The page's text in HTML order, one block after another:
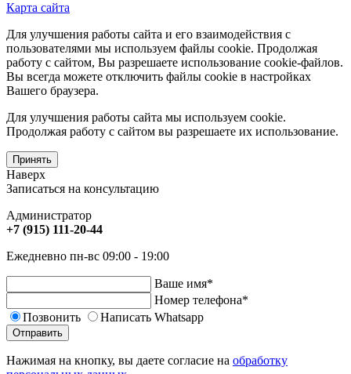
Карта сайта
Для улучшения работы сайта и его взаимодействия с
пользователями мы используем файлы cookie. Продолжая
работу с сайтом, Вы разрешаете использование cookie-файлов.
Вы всегда можете отключить файлы cookie в настройках
Вашего браузера.
Для улучшения работы сайта мы используем cookie.
Продолжая работу с сайтом вы разрешаете их использование.
Принять
Наверх
Записаться на консультацию
Администратор
+7 (915) 111-20-44
Ежедневно пн-вс 09:00 - 19:00
Ваше имя*
Номер телефона*
Позвонить
Написать Whatsapp
Отправить
Нажимая на кнопку, вы даете согласие на обработку